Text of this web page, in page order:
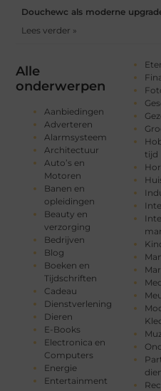
Alle
onderwerpen
Aanbiedingen
Adverteren
Alarmsysteem
Architectuur
Auto’s en
Motoren
Banen en
opleidingen
Beauty en
verzorging
Bedrijven
Blog
Boeken en
Tijdschriften
Cadeau
Dienstverlening
Dieren
E-Books
Electronica en
Computers
Energie
Entertainment
tijd
Douchewc als moderne
Lees verder »